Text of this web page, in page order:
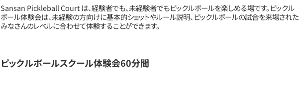
Sansan Pickleball Court は、経験者でも、未経験者でもピックルボールを楽しめる場です。ピックル
ボール体験会は、未経験の方向けに基本的ショットやルール説明、ピックルボールの試合を来場された
みなさんのレベルに合わせて体験することができます。
ピックルボールスクール体験会60分間